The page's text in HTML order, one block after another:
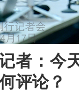
者：
评论？